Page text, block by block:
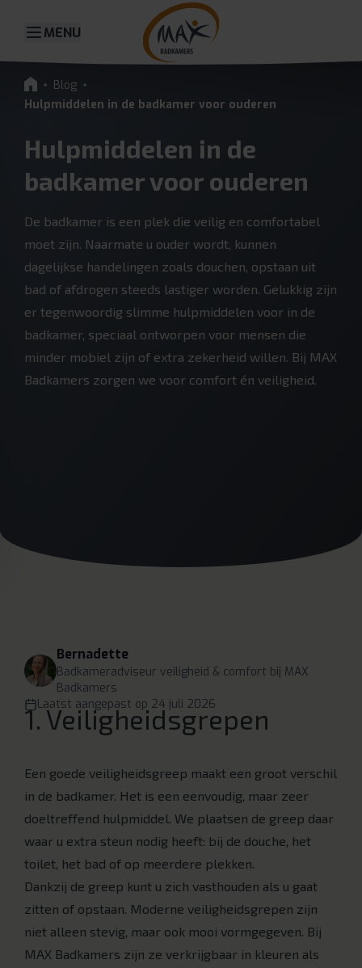
MENU
Blog
Hulpmiddelen in de badkamer voor ouderen
Hulpmiddelen in de
badkamer voor ouderen
De badkamer is een plek die veilig en comfortabel
moet zijn. Naarmate u ouder wordt, kunnen
dagelijkse handelingen zoals douchen, opstaan uit
bad of afdrogen steeds lastiger worden. Gelukkig zijn
er tegenwoordig slimme hulpmiddelen voor in de
badkamer, speciaal ontworpen voor mensen die
minder mobiel zijn of extra zekerheid willen. Bij MAX
Badkamers zorgen we voor comfort én veiligheid.
Bernadette
Badkameradviseur veiligheid & comfort bij MAX
Badkamers
Laatst aangepast op 24 juli 2026
1. Veiligheidsgrepen
Een goede veiligheidsgreep maakt een groot verschil
in de badkamer. Het is een eenvoudig, maar zeer
doeltreffend hulpmiddel. We plaatsen de greep daar
waar u extra steun nodig heeft: bij de douche, het
toilet, het bad of op meerdere plekken.
Dankzij de greep kunt u zich vasthouden als u gaat
zitten of opstaan. Moderne veiligheidsgrepen zijn
niet alleen stevig, maar ook mooi vormgegeven. Bij
MAX Badkamers zijn ze verkrijgbaar in kleuren als